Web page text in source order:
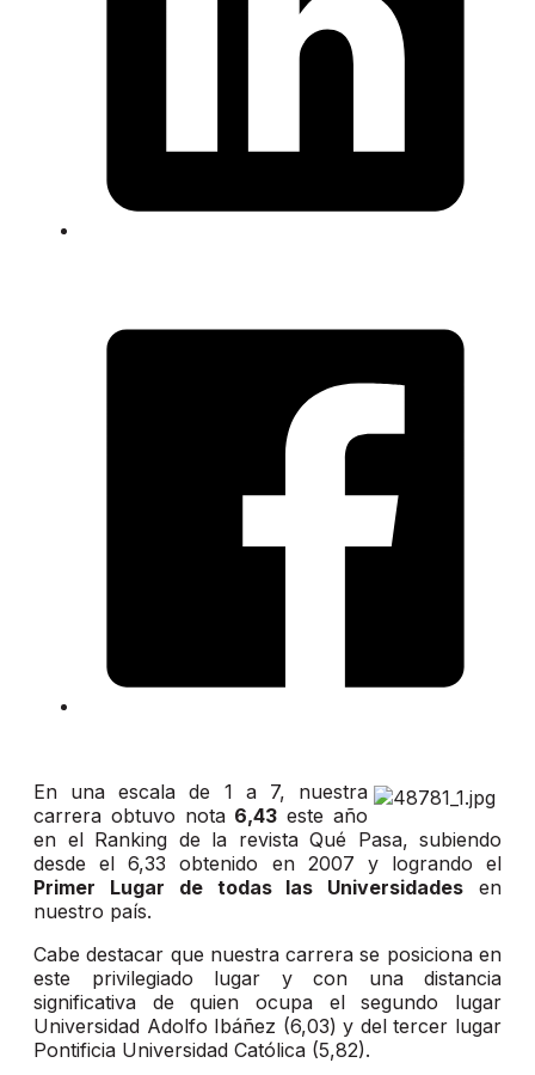
En una escala de 1 a 7, nuestra
carrera obtuvo nota 6,43 este año
en el Ranking de la revista Qué Pasa, subiendo
desde el 6,33 obtenido en 2007 y logrando el
Primer Lugar de todas las Universidades en
nuestro país.
Cabe destacar que nuestra carrera se posiciona en
este privilegiado lugar y con una distancia
significativa de quien ocupa el segundo lugar
Universidad Adolfo Ibáñez (6,03) y del tercer lugar
Pontificia Universidad Católica (5,82).